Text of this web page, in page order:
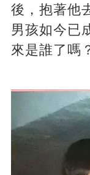
後，抱著他
男孩如今已
來是誰了嗎